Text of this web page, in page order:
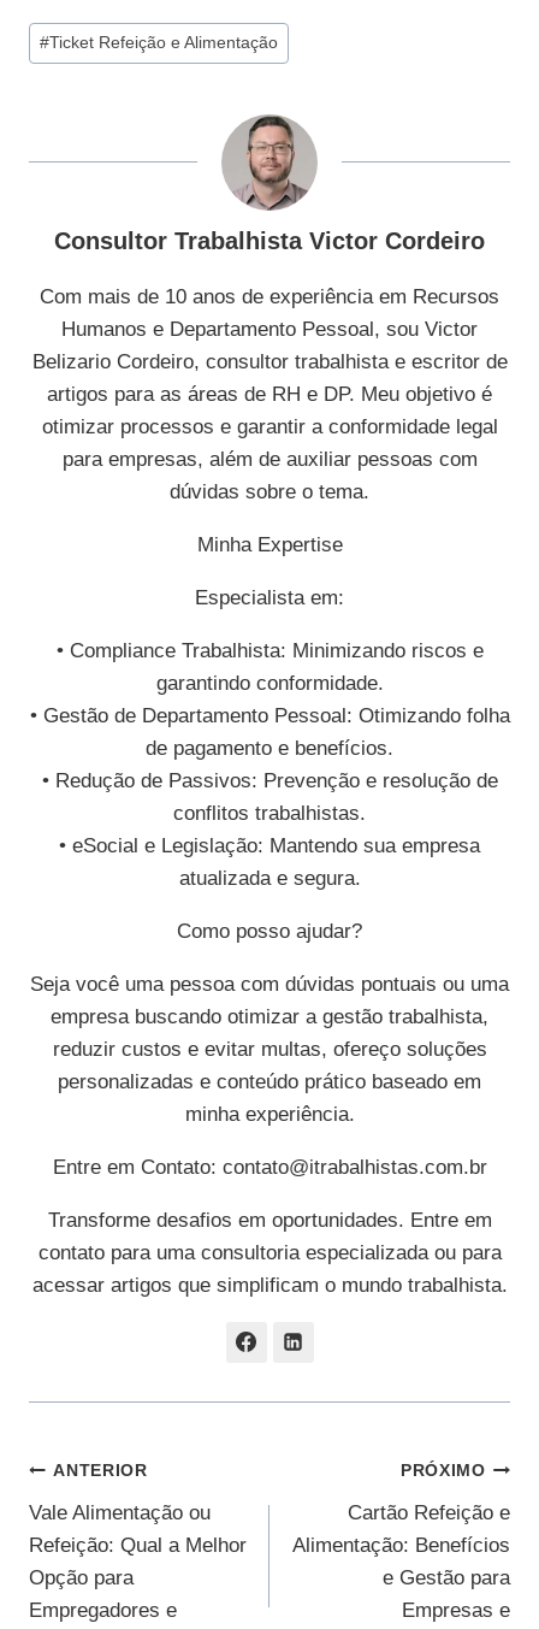
Tags
do
#Ticket Refeição e Alimentação
Consultor Trabalhista Victor Cordeiro
Com mais de 10 anos de experiência em Recursos
Humanos e Departamento Pessoal, sou Victor
Belizario Cordeiro, consultor trabalhista e escritor de
artigos para as áreas de RH e DP. Meu objetivo é
otimizar processos e garantir a conformidade legal
para empresas, além de auxiliar pessoas com
dúvidas sobre o tema.
Minha Expertise
Especialista em:
• Compliance Trabalhista: Minimizando riscos e
garantindo conformidade.
• Gestão de Departamento Pessoal: Otimizando folha
de pagamento e benefícios.
• Redução de Passivos: Prevenção e resolução de
conflitos trabalhistas.
• eSocial e Legislação: Mantendo sua empresa
atualizada e segura.
Como posso ajudar?
Seja você uma pessoa com dúvidas pontuais ou uma
empresa buscando otimizar a gestão trabalhista,
reduzir custos e evitar multas, ofereço soluções
personalizadas e conteúdo prático baseado em
minha experiência.
Entre em Contato: contato@itrabalhistas.com.br
Transforme desafios em oportunidades. Entre em
contato para uma consultoria especializada ou para
acessar artigos que simplificam o mundo trabalhista.
Navegação
De
Post
ANTERIOR
Vale Alimentação ou
Refeição: Qual a Melhor
Opção para
Empregadores e
PRÓXIMO
Cartão Refeição e
Alimentação: Benefícios
e Gestão para
Empresas e